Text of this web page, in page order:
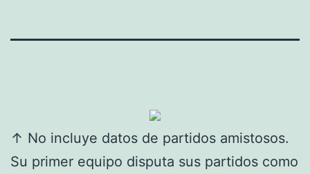
↑ No incluye datos de partidos amistosos.
Su primer equipo disputa sus partidos como